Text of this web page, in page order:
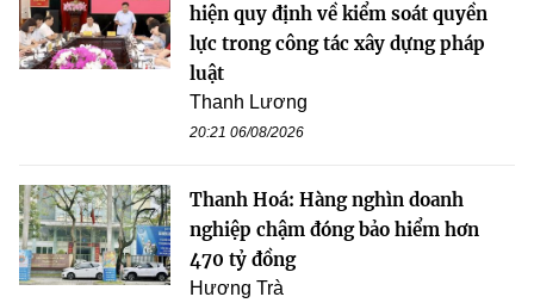
hiện quy định về kiểm soát quyền
lực trong công tác xây dựng pháp
luật
Thanh Lương
20:21 06/08/2026
Thanh Hoá: Hàng nghìn doanh
nghiệp chậm đóng bảo hiểm hơn
470 tỷ đồng
Hương Trà